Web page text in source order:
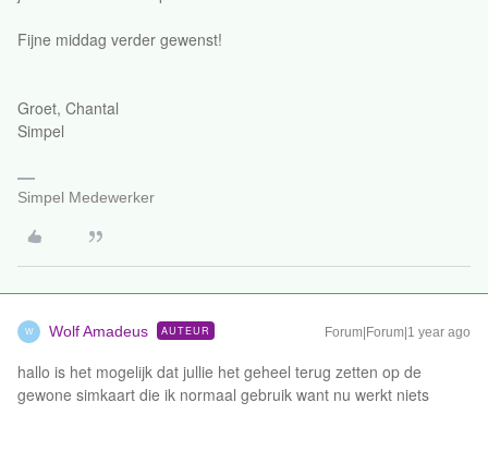
Fijne middag verder gewenst!
Groet, Chantal
Simpel
Simpel Medewerker
W Wolf Amadeus AUTEUR Forum|Forum|1 year ago
hallo is het mogelijk dat jullie het geheel terug zetten op de
gewone simkaart die ik normaal gebruik want nu werkt niets